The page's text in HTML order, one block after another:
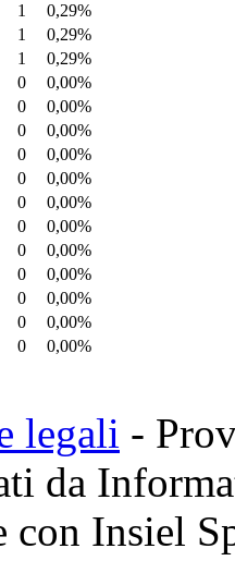
1
0,29%
1
0,29%
1
0,29%
0
0,00%
0
0,00%
0
0,00%
0
0,00%
0
0,00%
0
0,00%
0
0,00%
0
0,00%
0
0,00%
0
0,00%
0
0,00%
0 0,00%
legali -
da
con Insiel